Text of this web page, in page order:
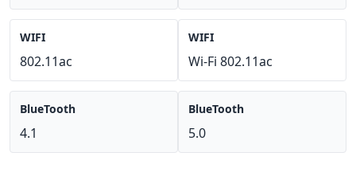
WIFI
802.11ac
BlueTooth
4.1
WIFI
Wi-Fi 802.11ac
BlueTooth
5.0